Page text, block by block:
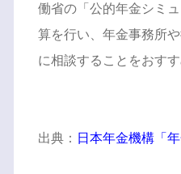
働省の「公的年金シミ
算を行い、年金事務所
に相談することをおすす
出典： 日本年金機構「